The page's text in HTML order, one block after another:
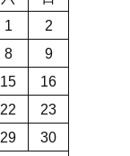
1
2
8
9
15
16
22
23
29
30